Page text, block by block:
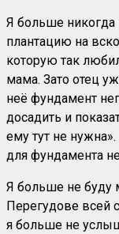
Я больше
плантацию на
которую так
мама. Зато отец
неё фундамент
досадить и
ему тут не
для фундамента
Я больше не буду
Перегудове всей
я больше не